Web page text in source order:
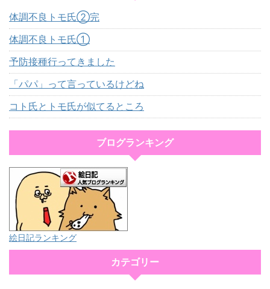
体調不良トモ氏②完
体調不良トモ氏①
予防接種行ってきました
「パパ」って言っているけどね
コト氏とトモ氏が似てるところ
ブログランキング
絵日記ランキング
カテゴリー